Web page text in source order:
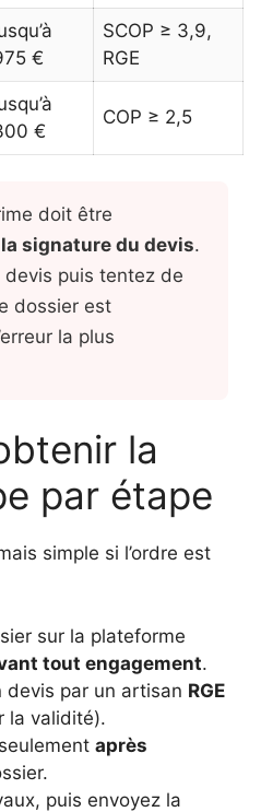
€
SCOP ≥ 3,9,
RGE
€
COP ≥ 2,5
doit être
signature du devis.
puis tentez de
dossier est
la plus
la
par étape
simple si l’ordre est
sur la plateforme
tout engagement.
devis par un artisan RGE
la validité).
après
puis envoyez la